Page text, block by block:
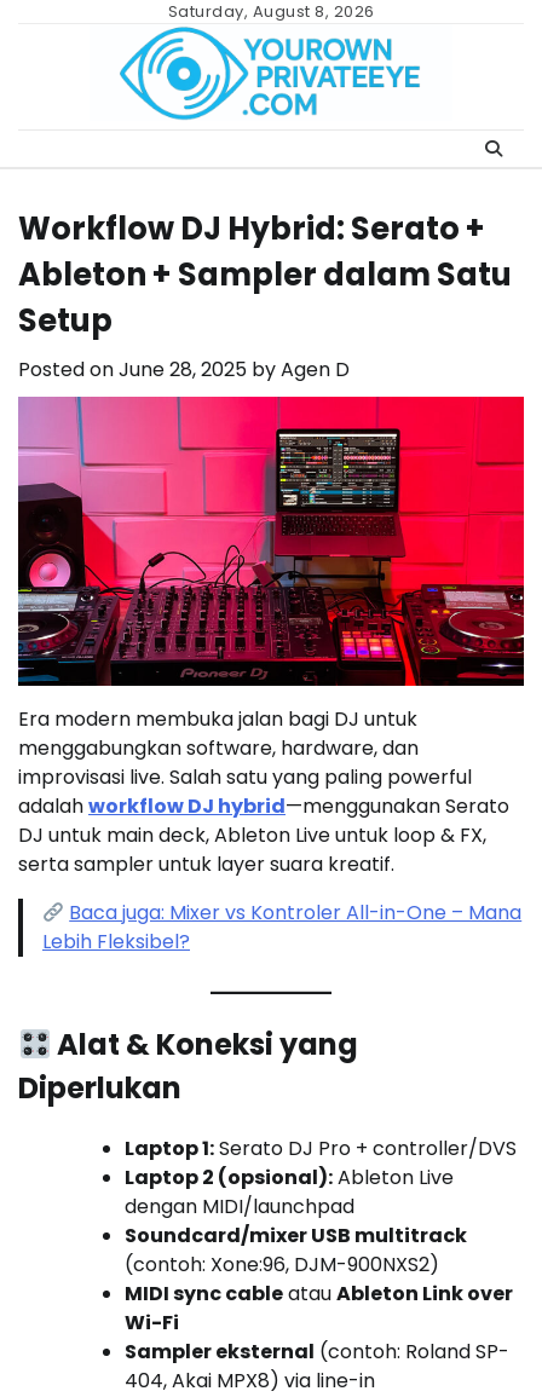
Saturday, August 8, 2026
Workflow DJ Hybrid: Serato +
Ableton + Sampler dalam Satu
Setup
Posted onJune 28, 2025 byAgen D
Era modern membuka jalan bagi DJ untuk
menggabungkan software, hardware, dan
improvisasi live. Salah satu yang paling powerful
adalahworkflow DJ hybrid—menggunakan Serato
DJ untuk main deck, Ableton Live untuk loop & FX,
serta sampler untuk layer suara kreatif.
Baca juga: Mixer vs Kontroler All-in-One – Mana
Lebih Fleksibel?
Alat & Koneksi yang
Diperlukan
Laptop 1:Serato DJ Pro + controller/DVS
Laptop 2 (opsional):Ableton Live
dengan MIDI/launchpad
Soundcard/mixer USB multitrack
(contoh: Xone:96, DJM-900NXS2)
MIDI sync cableatauAbleton Link over
Wi-Fi
Sampler eksternal (contoh: Roland SP-
404, Akai MPX8) via line-in